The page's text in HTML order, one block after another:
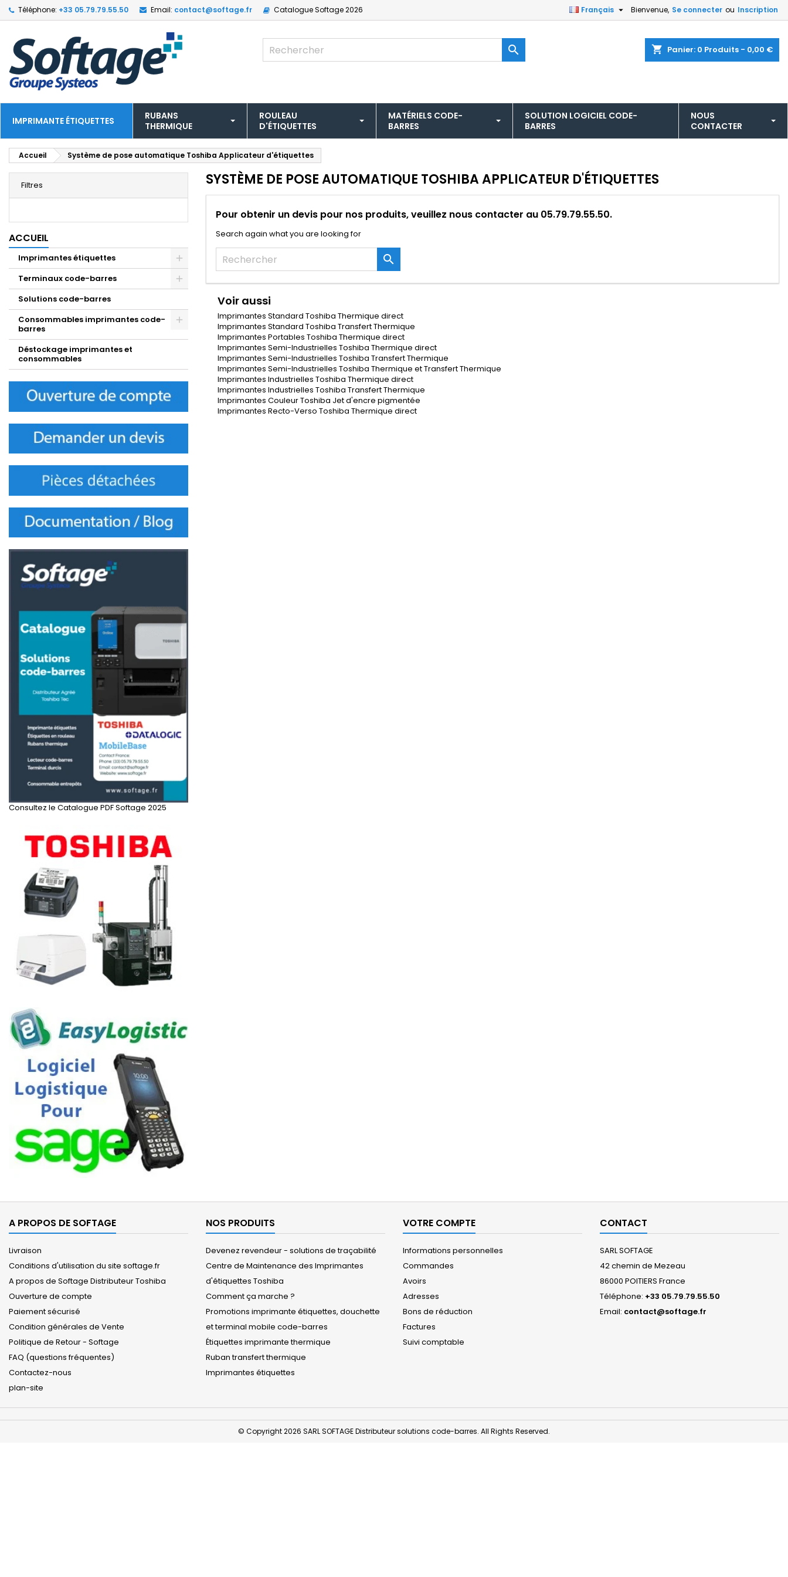
Téléphone: +33 05.79.79.55.50 Email: contact@softage.fr CatalogueSoftage 2026 Bienvenue, Se connecter ou Inscription
Français 
shopping_cart Panier: 0 Produits - 0,00 €

IMPRIMANTE ÉTIQUETTES
RUBANS
THERMIQUE
ROULEAU
D'ÉTIQUETTES
MATÉRIELS CODE-
BARRES
SOLUTION LOGICIEL CODE-
BARRES
NOUS
CONTACTER
Accueil Système de pose automatique Toshiba Applicateur d'étiquettes
Filtres
ACCUEIL
Imprimantes étiquettes
Terminaux code-barres
Solutions code-barres
Consommables imprimantes code-
barres
Déstockage imprimantes et
consommables
Consultez le Catalogue PDF Softage 2025
SYSTÈME DE POSE AUTOMATIQUE TOSHIBA APPLICATEUR D'ÉTIQUETTES
Pour obtenir un devis pour nos produits, veuillez nous contacter au 05.79.79.55.50.
Search again what you are looking for

Voir aussi
Imprimantes Standard Toshiba Thermique direct
Imprimantes Standard Toshiba Transfert Thermique
Imprimantes Portables Toshiba Thermique direct
Imprimantes Semi-Industrielles Toshiba Thermique direct
Imprimantes Semi-Industrielles Toshiba Transfert Thermique
Imprimantes Semi-Industrielles Toshiba Thermique et Transfert Thermique
Imprimantes Industrielles Toshiba Thermique direct
Imprimantes Industrielles Toshiba Transfert Thermique
Imprimantes Couleur Toshiba Jet d'encre pigmentée
Imprimantes Recto-Verso Toshiba Thermique direct
A PROPOS DE SOFTAGE
Livraison
Conditions d'utilisation du site softage.fr
A propos de Softage Distributeur Toshiba
Ouverture de compte
Paiement sécurisé
Condition générales de Vente
Politique de Retour - Softage
FAQ (questions fréquentes)
Contactez-nous
plan-site
NOS PRODUITS
Devenez revendeur - solutions de traçabilité
Centre de Maintenance des Imprimantes
d'étiquettes Toshiba
Comment ça marche ?
Promotions imprimante étiquettes, douchette
et terminal mobile code-barres
Étiquettes imprimante thermique
Ruban transfert thermique
Imprimantes étiquettes
VOTRE COMPTE
Informations personnelles
Commandes
Avoirs
Adresses
Bons de réduction
Factures
Suivi comptable
CONTACT
SARL SOFTAGE
42 chemin de Mezeau
86000 POITIERS France
Téléphone: +33 05.79.79.55.50
Email: contact@softage.fr
© Copyright 2026 SARL SOFTAGE Distributeur solutions code-barres. All Rights Reserved.